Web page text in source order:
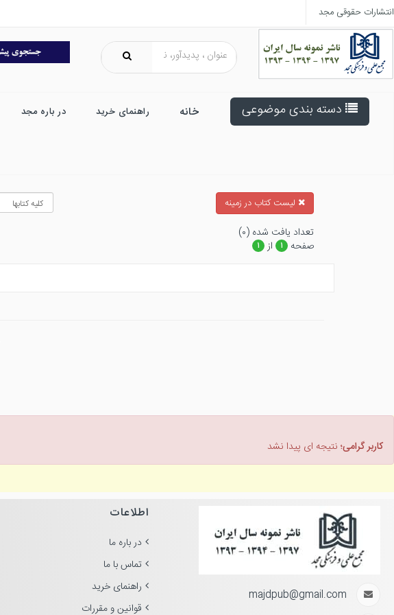
انتشارات حقوقی مجد
دسته بندی موضوعی خانه راهنمای خرید در باره مجد
ليست كتاب در زمينه
تعداد يافت شده (۰)
صفحه
۱ از ۱
کاربر گرامی؛ نتیجه ای پیدا نشد
majdpub@gmail.com
اطلاعات
در باره ما
تماس با ما
راهنمای خرید
قوانین و مقررات